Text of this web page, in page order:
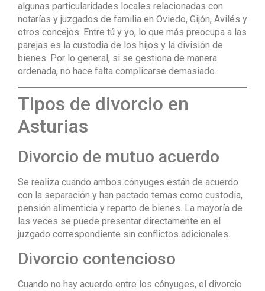
algunas particularidades locales relacionadas con
notarías y juzgados de familia en Oviedo, Gijón, Avilés y
otros concejos. Entre tú y yo, lo que más preocupa a las
parejas es la custodia de los hijos y la división de
bienes. Por lo general, si se gestiona de manera
ordenada, no hace falta complicarse demasiado.
Tipos de divorcio en
Asturias
Divorcio de mutuo acuerdo
Se realiza cuando ambos cónyuges están de acuerdo
con la separación y han pactado temas como custodia,
pensión alimenticia y reparto de bienes. La mayoría de
las veces se puede presentar directamente en el
juzgado correspondiente sin conflictos adicionales.
Divorcio contencioso
Cuando no hay acuerdo entre los cónyuges, el divorcio